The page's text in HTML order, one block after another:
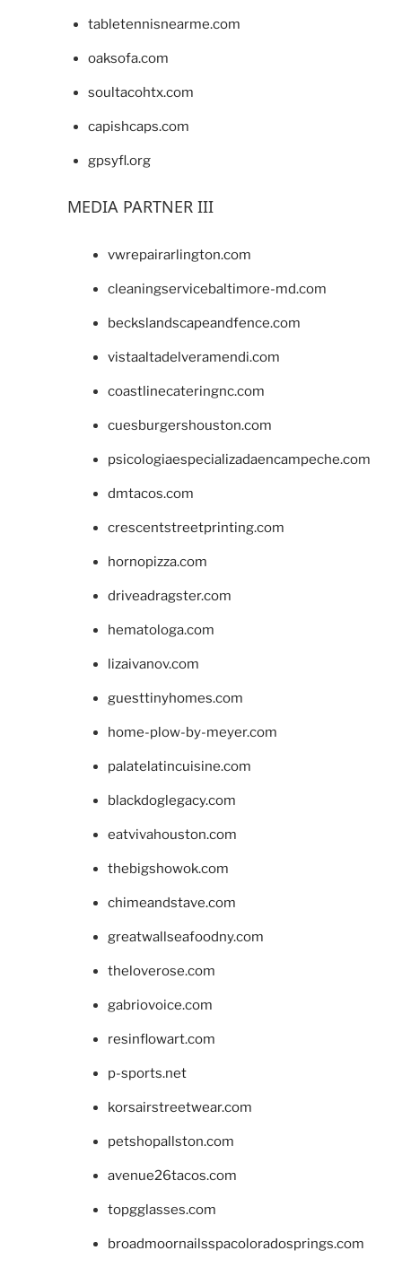
tabletennisnearme.com
oaksofa.com
soultacohtx.com
capishcaps.com
gpsyfl.org
MEDIA PARTNER III
vwrepairarlington.com
cleaningservicebaltimore-md.com
beckslandscapeandfence.com
vistaaltadelveramendi.com
coastlinecateringnc.com
cuesburgershouston.com
psicologiaespecializadaencampeche.com
dmtacos.com
crescentstreetprinting.com
hornopizza.com
driveadragster.com
hematologa.com
lizaivanov.com
guesttinyhomes.com
home-plow-by-meyer.com
palatelatincuisine.com
blackdoglegacy.com
eatvivahouston.com
thebigshowok.com
chimeandstave.com
greatwallseafoodny.com
theloverose.com
gabriovoice.com
resinflowart.com
p-sports.net
korsairstreetwear.com
petshopallston.com
avenue26tacos.com
topgglasses.com
broadmoornailsspacoloradosprings.com